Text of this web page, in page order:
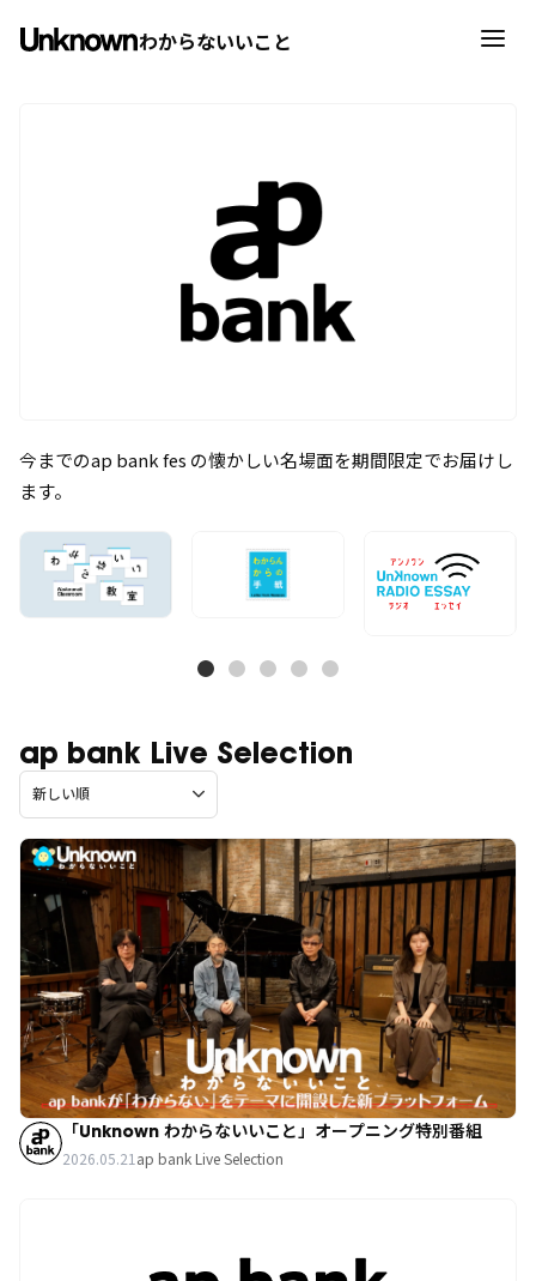
わからないいこと
今までのap bank fes の懐かしい名場面を期間限定でお届けし
ます。
ap bank Live Selection
新しい順
「Unknown わからないいこと」オープニング特別番組
2026.05.21 ap bank Live Selection